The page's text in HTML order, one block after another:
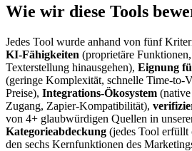
Wie wir diese Tools
Jedes Tool wurde anhand von fünf
KI-Fähigkeiten (proprietäre
Texterstellung hinausgehen), Eignung
(geringe Komplexität, schnelle Time-to-
Preise), Integrations-Ökosystem
Zugang, Zapier-Kompatibilität),
von 4+ glaubwürdigen Quellen in
Kategorieabdeckung (jedes Tool erfüllt
den sechs Kernfunktionen des